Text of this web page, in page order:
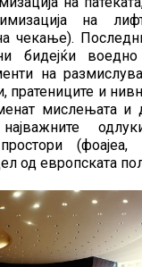
на
чекање).
бидејќи
на
пратениците и
мислењата и
од европската